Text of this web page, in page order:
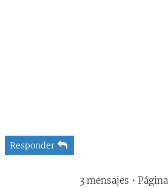
Responder
3 mensajes • Página